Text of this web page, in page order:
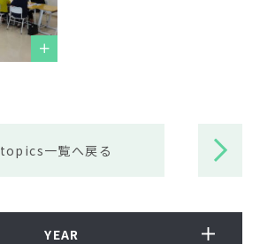
topics一覧へ戻る
YEAR